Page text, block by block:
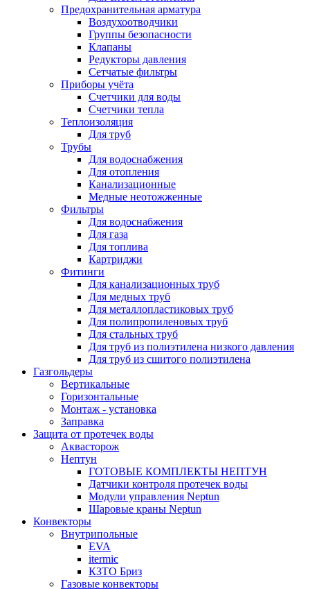
Предохранительная арматура
Воздухоотводчики
Группы безопасности
Клапаны
Редукторы давления
Сетчатые фильтры
Приборы учёта
Счетчики для воды
Счетчики тепла
Теплоизоляция
Для труб
Трубы
Для водоснабжения
Для отопления
Канализационные
Медные неотожженные
Фильтры
Для водоснабжения
Для газа
Для топлива
Картриджи
Фитинги
Для канализационных труб
Для медных труб
Для металлопластиковых труб
Для полипропиленовых труб
Для стальных труб
Для труб из полиэтилена низкого давления
Для труб из сшитого полиэтилена
Газгольдеры
Вертикальные
Горизонтальные
Монтаж - установка
Заправка
Защита от протечек воды
Аквасторож
Нептун
ГОТОВЫЕ КОМПЛЕКТЫ НЕПТУН
Датчики контроля протечек воды
Модули управления Neptun
Шаровые краны Neptun
Конвекторы
Внутрипольные
EVA
itermic
КЗТО Бриз
Газовые конвекторы